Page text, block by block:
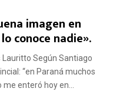
imagen en
conoce nadie».
Según Santiago
“en Paraná muchos
enteró hoy en...